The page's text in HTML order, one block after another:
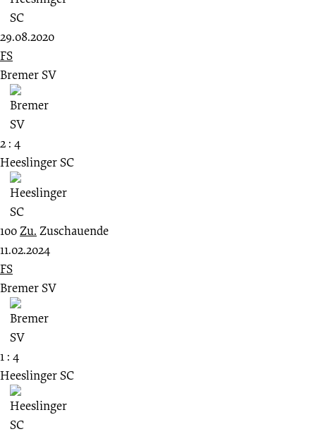
29.08.2020
FS
Bremer SV
2 : 4
Heeslinger SC
100 Zu. Zuschauende
11.02.2024
FS
Bremer SV
1 : 4
Heeslinger SC